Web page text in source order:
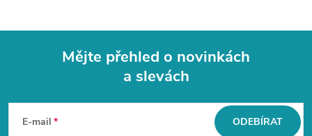
Mějte přehled o novinkách
a slevách
E-mail ODEBÍRAT